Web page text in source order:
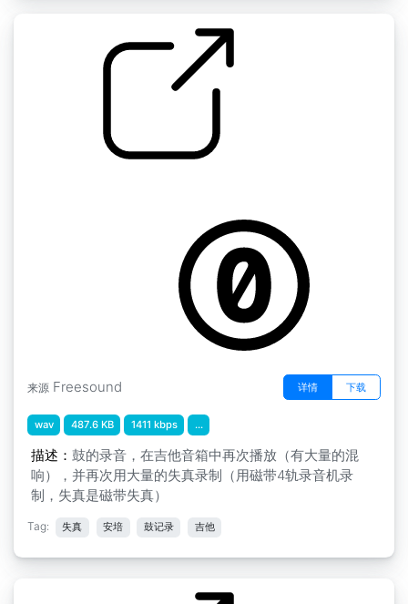
来源 Freesound 详情 下载
wav 487.6 KB 1411 kbps ...
描述： 鼓的录音，在吉他音箱中再次播放（有大量的混
响），并再次用大量的失真录制（用磁带4轨录音机录
制，失真是磁带失真）
Tag: 失真 安培 鼓记录 吉他